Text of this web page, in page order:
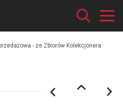
- ze Zbiorów Kolekcjonera